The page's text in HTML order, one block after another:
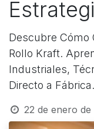
Descubre Cómo
Rollo Kraft.
Industriales,
Directo a Fábrica.
22 de enero de